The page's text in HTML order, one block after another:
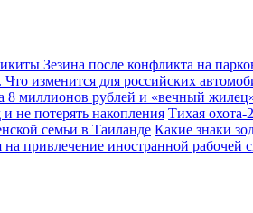
Зезина после конфликта на
изменится для российских
8 миллионов рублей и «вечный
не потерять накопления Тихая охота-
семьи в Таиланде Какие знаки
привлечение иностранной рабочей